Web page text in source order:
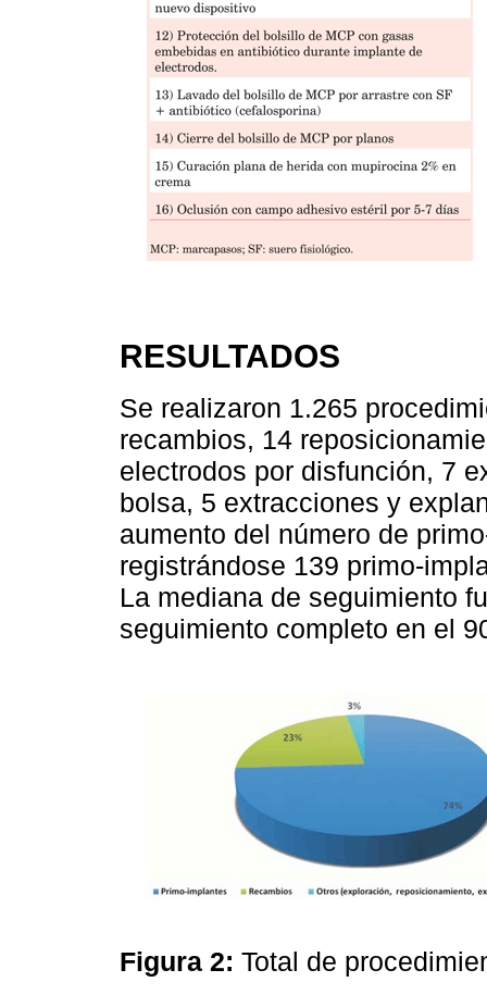
RESULTADOS
Se realizaron 1.265
recambios, 14
electrodos por disfunción, 7
bolsa, 5 extracciones y
aumento del número de
registrándose 139 primo-
La mediana de seguimiento
seguimiento completo en el
Figura 2: Total de